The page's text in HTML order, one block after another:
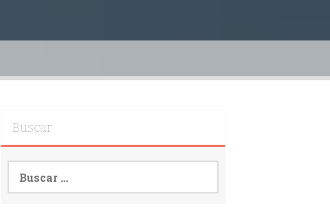
Buscar
Buscar: